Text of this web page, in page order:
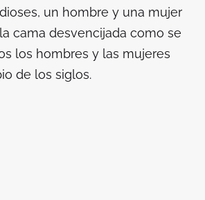
un hombre y una mujer
cama desvencijada como se
los hombres y las mujeres
de los siglos.